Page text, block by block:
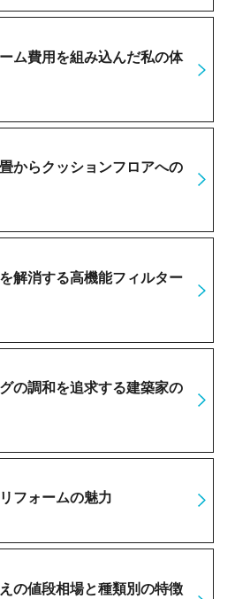
ム費用を組み込んだ私の体
からクッションフロアへの
解消する高機能フィルター
の調和を追求する建築家の
フォームの魅力
の値段相場と種類別の特徴